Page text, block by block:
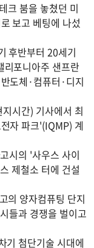
크 붐을 놓쳤던 미
보고 베팅에 나섰
후반부터 20세기
리포니아주 샌프란
도체·컴퓨터·디지
시간) 기사에서 최
자 파크'(IQMP) 계
시의 '사우스 사이
제철소 터에 건설
의 양자컴퓨팅 단지
들과 경쟁을 벌이고
기 첨단기술 시대에